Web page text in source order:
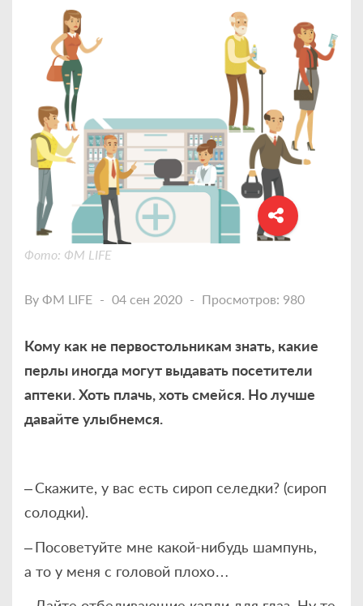
Фото: ФМ LIFE
By ФМ LIFE 04 сен 2020 Просмотров: 980
Кому как не первостольникам знать, какие
перлы иногда могут выдавать посетители
аптеки. Хоть плачь, хоть смейся. Но лучше
давайте улыбнемся.
– Скажите, у вас есть сироп селедки? (сироп
солодки).
– Посоветуйте мне какой-нибудь шампунь,
а то у меня с головой плохо…